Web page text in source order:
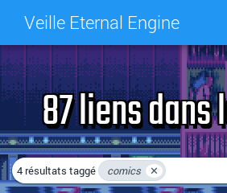
Veille Eternal Engine
NUAGE DE TAGS
QUOTIDIEN
87 liens dans
4 résultats taggé comics ✕